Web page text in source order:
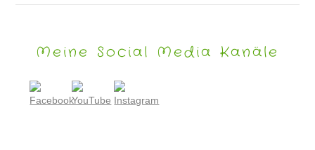
Meine Social Media Kanäle